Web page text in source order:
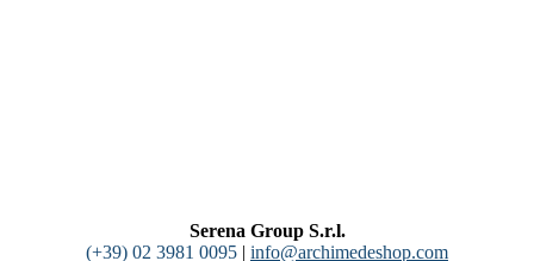
Serena Group S.r.l.
(+39) 02 3981 0095 | info@archimedeshop.com